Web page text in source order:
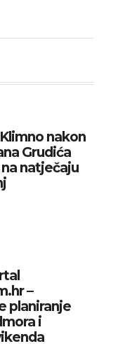
nakon
Grudića
natječaju
–
planiranje
i